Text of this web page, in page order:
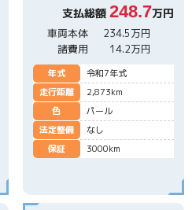
支払総額 248.7万円
車両本体
234.5万円
諸費用
14.2万円
年式
令和7年式
走行距離
2,873km
色
パール
法定整備
なし
保証
3000km